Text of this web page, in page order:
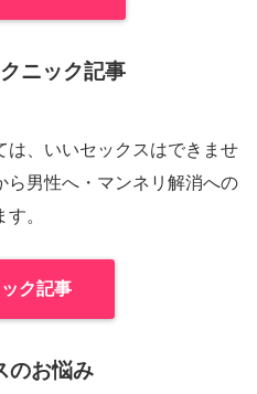
ニック記事
は、いいセックスはできませ
ら男性へ・マンネリ解消への
。
ク記事
のお悩み